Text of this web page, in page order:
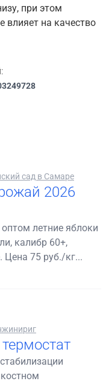
при этом
на качество
сад в Самаре
2026
летние яблоки
калибр 60+,
Цена 75 руб./кг...